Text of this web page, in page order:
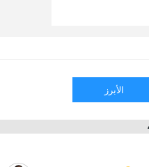
الأبرز